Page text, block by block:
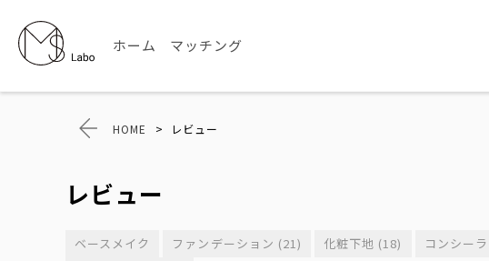
ホーム マッチング
HOME > レビュー
レビュー
ベースメイク ファンデーション (21) 化粧下地 (18) コンシー